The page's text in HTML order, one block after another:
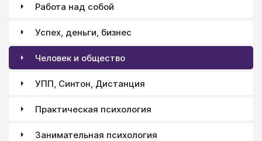
Работа над собой
Успех, деньги, бизнес
Человек и общество
УПП, Синтон, Дистанция
Практическая психология
Занимательная психология